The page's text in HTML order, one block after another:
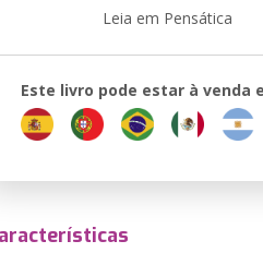
Leia em Pensática
Este livro pode estar à venda